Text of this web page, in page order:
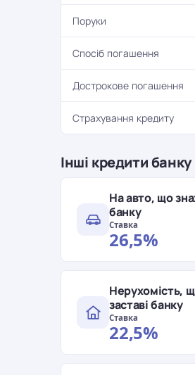
Поруки
Спосіб погашення
Дострокове погашення
Страхування кредиту
Інші кредити банку
На авто, що
банку
Ставка
26,5%
Нерухомість,
заставі банку
Ставка
22,5%